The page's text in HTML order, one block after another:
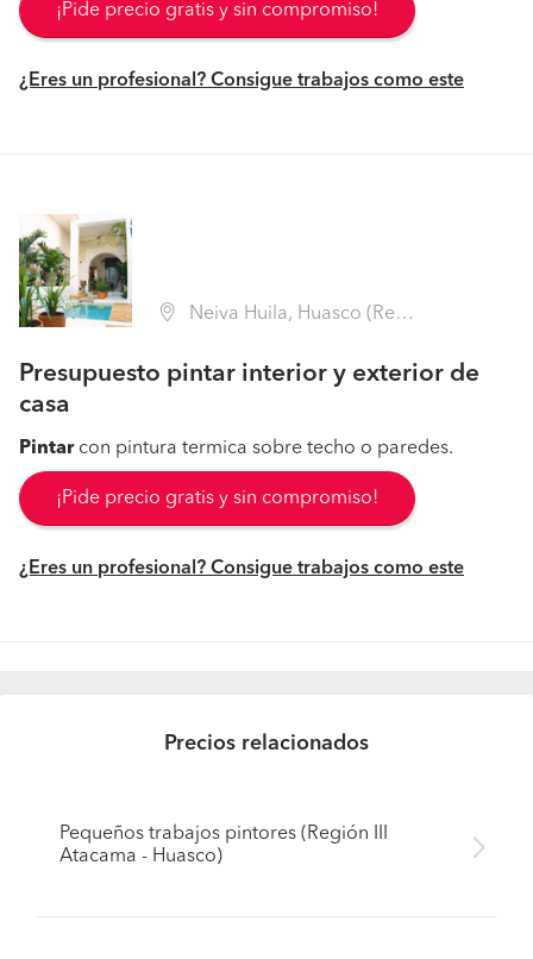
¡Pide precio gratis y sin compromiso!
¿Eres un profesional? Consigue trabajos como este
Neiva Huila, Huasco (Región III Atacama - Huasco)
Presupuesto pintar interior y exterior de
casa
Pintarcon pintura termica sobre techo o paredes.
¡Pide precio gratis y sin compromiso!
¿Eres un profesional? Consigue trabajos como este
Precios relacionados
Pequeños trabajos pintores (Región III
Atacama - Huasco)